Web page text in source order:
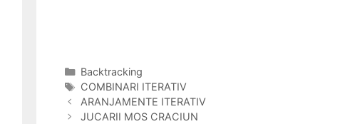
Categories
Backtracking
Tags
COMBINARI ITERATIV
ARANJAMENTE ITERATIV
JUCARII MOS CRACIUN